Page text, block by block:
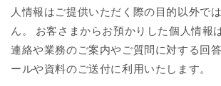
人情報はご提供いただく際の目的以外で
ん。 お客さまからお預かりした個人情報
連絡や業務のご案内やご質問に対する回
ールや資料のご送付に利用いたします。